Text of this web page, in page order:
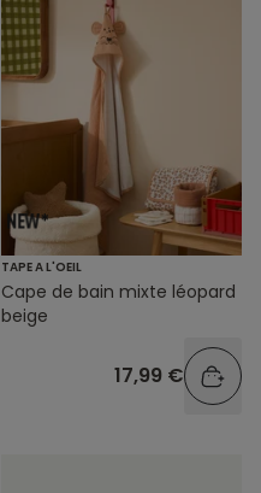
TAPE A L'OEIL
Cape de bain mixte léopard
beige
17,99 €